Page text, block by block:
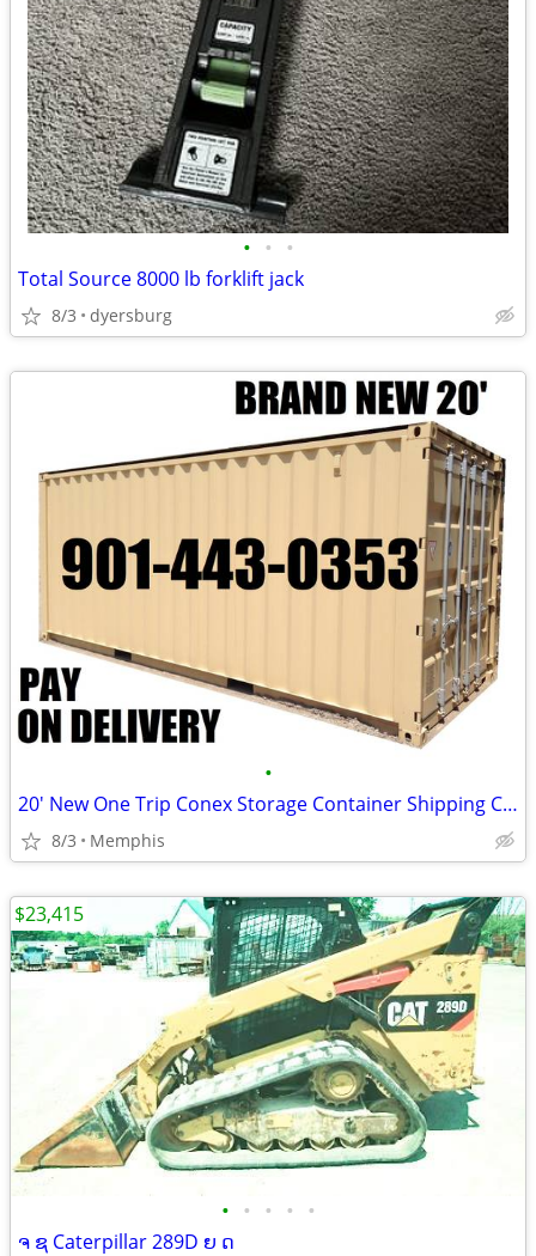
• • •
Total Source 8000 lb forklift jack
8/3 dyersburg
•
20' New One Trip Conex Storage Container Shipping Containers Cargo Pod
8/3 Memphis
• • • • •
ຈ ຊ Caterpillar 289D ຍ ດ
$23,415